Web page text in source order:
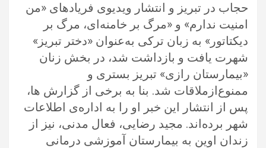
حجاب‎‏ در تبریز و انتشار ویدیوی فریادهای ‏«من
‏امنیت ندارم» و «مرگ بر خامنه‌ای، مرگ بر
دیکتاتور» به زبان ترکی به‌عنوان «دختر تبریز»
شهرت یافت و بازداشت شد، در بخش زنان
‏‏«بیمارستان رازی» تبریز بستری و
ممنوع‌ازملاقات شد. بنا به برخی از گزارش ها،
پس از انتشار این خبر او را به اداره‌ی اطلاعات
شهر برده‌اند. ‏مجید رضایی، فعال مدنی، نیز از
زندان اوین به بیمارستان آموزشی درمانی